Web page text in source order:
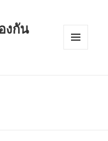
งกัน